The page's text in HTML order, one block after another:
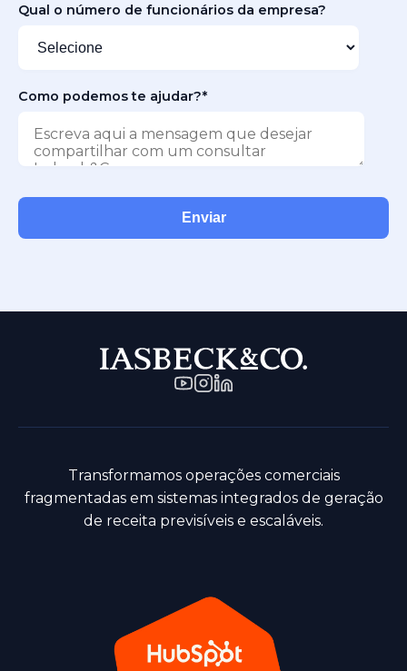
Qual o número de funcionários da empresa?
Como podemos te ajudar?*
Transformamos operações comerciais
fragmentadas em sistemas integrados de geração
de receita previsíveis e escaláveis.